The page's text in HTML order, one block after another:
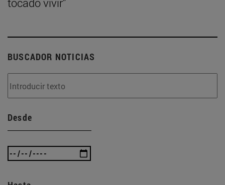
tocado vivir”
BUSCADOR NOTICIAS
Desde